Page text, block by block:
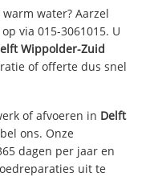
water? Aarzel
via 015-3061015. U
Wippolder-Zuid
of offerte dus snel
of afvoeren in Delft
ons. Onze
dagen per jaar en
uit te